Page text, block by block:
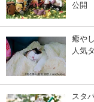
公開
癒や
人気
スタ